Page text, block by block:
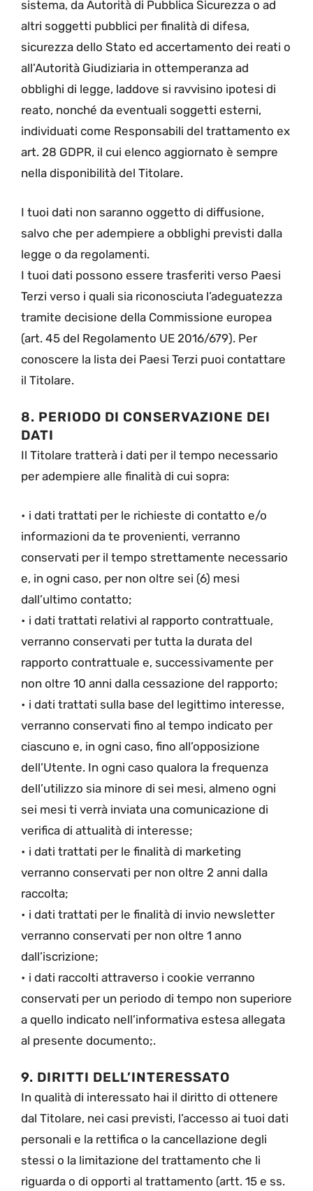
sistema, da Autorità di Pubblica Sicurezza o ad
altri soggetti pubblici per finalità di difesa,
sicurezza dello Stato ed accertamento dei reati o
all’Autorità Giudiziaria in ottemperanza ad
obblighi di legge, laddove si ravvisino ipotesi di
reato, nonché da eventuali soggetti esterni,
individuati come Responsabili del trattamento ex
art. 28 GDPR, il cui elenco aggiornato è sempre
nella disponibilità del Titolare.
I tuoi dati non saranno oggetto di diffusione,
salvo che per adempiere a obblighi previsti dalla
legge o da regolamenti.
I tuoi dati possono essere trasferiti verso Paesi
Terzi verso i quali sia riconosciuta l’adeguatezza
tramite decisione della Commissione europea
(art. 45 del Regolamento UE 2016/679). Per
conoscere la lista dei Paesi Terzi puoi contattare
il Titolare.
8. PERIODO DI CONSERVAZIONE DEI
DATI
Il Titolare tratterà i dati per il tempo necessario
per adempiere alle finalità di cui sopra:
• i dati trattati per le richieste di contatto e/o
informazioni da te provenienti, verranno
conservati per il tempo strettamente necessario
e, in ogni caso, per non oltre sei (6) mesi
dall’ultimo contatto;
• i dati trattati relativi al rapporto contrattuale,
verranno conservati per tutta la durata del
rapporto contrattuale e, successivamente per
non oltre 10 anni dalla cessazione del rapporto;
• i dati trattati sulla base del legittimo interesse,
verranno conservati fino al tempo indicato per
ciascuno e, in ogni caso, fino all’opposizione
dell’Utente. In ogni caso qualora la frequenza
dell’utilizzo sia minore di sei mesi, almeno ogni
sei mesi ti verrà inviata una comunicazione di
verifica di attualità di interesse;
• i dati trattati per le finalità di marketing
verranno conservati per non oltre 2 anni dalla
raccolta;
• i dati trattati per le finalità di invio newsletter
verranno conservati per non oltre 1 anno
dall’iscrizione;
• i dati raccolti attraverso i cookie verranno
conservati per un periodo di tempo non superiore
a quello indicato nell’informativa estesa allegata
al presente documento;.
9. DIRITTI DELL’INTERESSATO
In qualità di interessato hai il diritto di ottenere
dal Titolare, nei casi previsti, l’accesso ai tuoi dati
personali e la rettifica o la cancellazione degli
stessi o la limitazione del trattamento che li
riguarda o di opporti al trattamento (artt. 15 e ss.